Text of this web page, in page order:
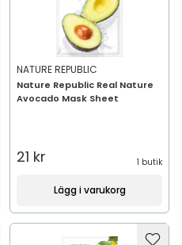
NATURE REPUBLIC
Nature Republic Real Nature
Avocado Mask Sheet
21 kr 1 butik
Lägg i varukorg